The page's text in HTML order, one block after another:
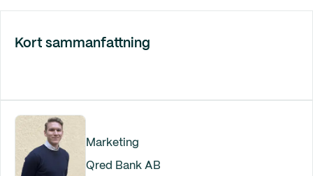
Kort sammanfattning
Marketing
Qred Bank AB